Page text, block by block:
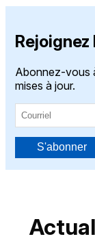
Abonnez-vous
mises à jour.
S'abonner